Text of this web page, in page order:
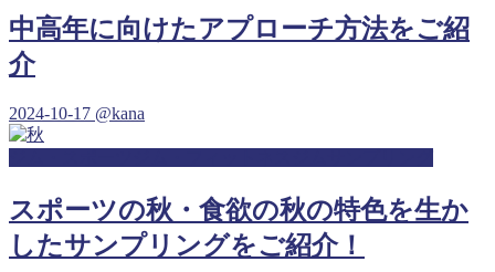
中高年に向けたアプローチ方法をご紹
介
2024-10-17 @kana
スポーツの秋・食欲の秋の特色を生か
したサンプリングをご紹介！